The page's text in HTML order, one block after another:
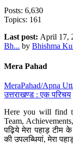
Posts: 6,630
Topics: 161
Last post: April 17,
Bh... by Bhishma
Mera Pahad
MeraPahad/Apna
उत्तराखण्ड : एक परिचय
Here you will find
Team,
पढ़िये मेरा पहाड़ टीम के
की उपलब्धियां, मेरा